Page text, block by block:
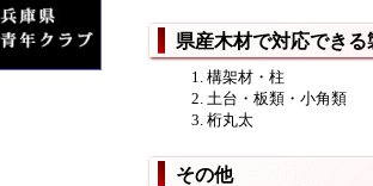
県産木材で対応できる
構架材・柱
土台・板類・小角類
桁丸太
その他